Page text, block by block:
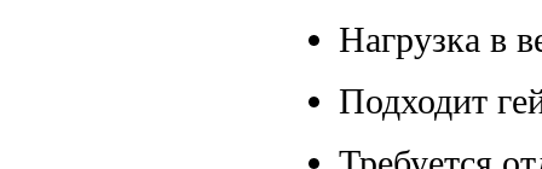
Нагрузка в
Подходит